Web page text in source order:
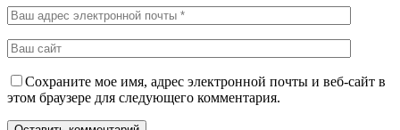
Сохраните мое имя, адрес электронной почты и веб-сайт в
этом браузере для следующего комментария.